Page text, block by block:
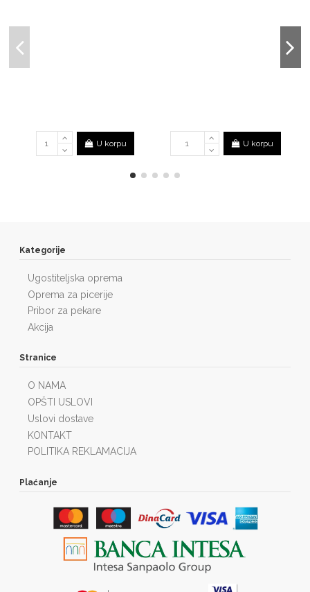
U korpu U korpu
Kategorije
Ugostiteljska oprema
Oprema za picerije
Pribor za pekare
Akcija
Stranice
O NAMA
OPŠTI USLOVI
Uslovi dostave
KONTAKT
POLITIKA REKLAMACIJA
Plaćanje